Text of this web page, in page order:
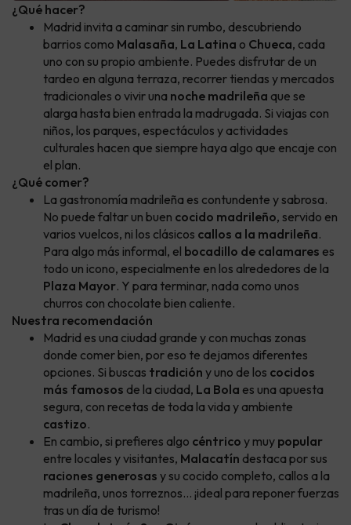
¿Qué hacer?
Madrid invita a caminar sin rumbo, descubriendo
barrios como Malasaña, La Latina o Chueca, cada
uno con su propio ambiente. Puedes disfrutar de un
tardeo en alguna terraza, recorrer tiendas y mercados
tradicionales o vivir una noche madrileña que se
alarga hasta bien entrada la madrugada. Si viajas con
niños, los parques, espectáculos y actividades
culturales hacen que siempre haya algo que encaje con
el plan.
¿Qué comer?
La gastronomía madrileña es contundente y sabrosa.
No puede faltar un buen cocido madrileño, servido en
varios vuelcos, ni los clásicos callos a la madrileña.
Para algo más informal, el bocadillo de calamares es
todo un icono, especialmente en los alrededores de la
Plaza Mayor. Y para terminar, nada como unos
churros con chocolate bien caliente.
Nuestra recomendación
Madrid es una ciudad grande y con muchas zonas
donde comer bien, por eso te dejamos diferentes
opciones. Si buscas tradición y uno de los cocidos
más famosos de la ciudad, La Bola es una apuesta
segura, con recetas de toda la vida y ambiente
castizo.
En cambio, si prefieres algo céntrico y muy popular
entre locales y visitantes, Malacatín destaca por sus
raciones generosas y su cocido completo, callos a la
madrileña, unos torreznos... ¡ideal para reponer fuerzas
tras un día de turismo!